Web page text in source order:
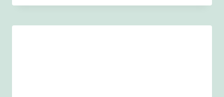
PETITION
BUNDESVERKEHRSWEGEPLAN